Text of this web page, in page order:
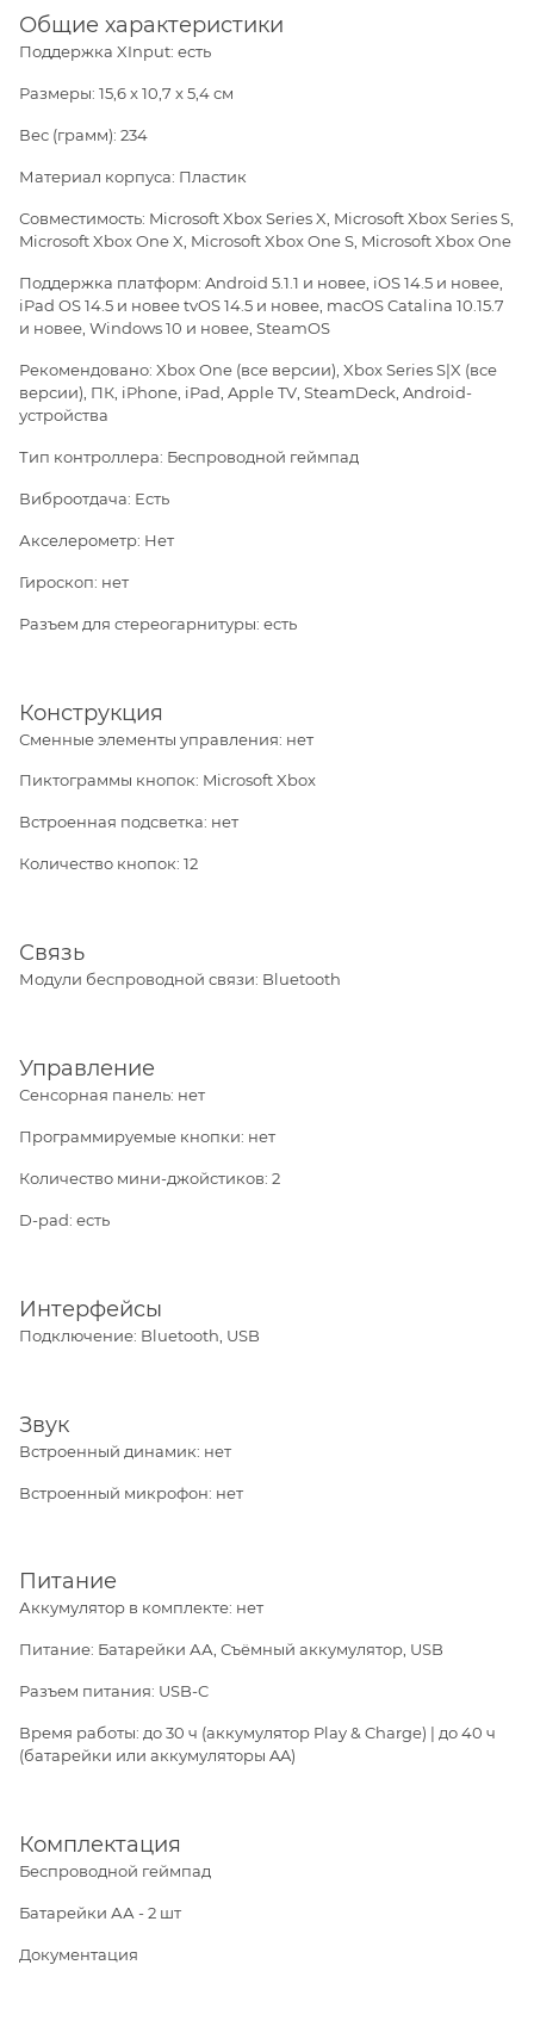
Общие характеристики
Поддержка XInput: есть
Размеры: 15,6 x 10,7 x 5,4 см
Вес (грамм): 234
Материал корпуса: Пластик
Совместимость: Microsoft Xbox Series X, Microsoft Xbox Series S,
Microsoft Xbox One X, Microsoft Xbox One S, Microsoft Xbox One
Поддержка платформ: Android 5.1.1 и новее, iOS 14.5 и новее,
iPad OS 14.5 и новее tvOS 14.5 и новее, macOS Catalina 10.15.7
и новее, Windows 10 и новее, SteamOS
Рекомендовано: Xbox One (все версии), Xbox Series S|X (все
версии), ПК, iPhone, iPad, Apple TV, SteamDeck, Android-
устройства
Тип контроллера: Беспроводной геймпад
Виброотдача: Есть
Акселерометр: Нет
Гироскоп: нет
Разъем для стереогарнитуры: есть
Конструкция
Сменные элементы управления: нет
Пиктограммы кнопок: Microsoft Xbox
Встроенная подсветка: нет
Количество кнопок: 12
Связь
Модули беспроводной связи: Bluetooth
Управление
Сенсорная панель: нет
Программируемые кнопки: нет
Количество мини-джойстиков: 2
D-pad: есть
Интерфейсы
Подключение: Bluetooth, USB
Звук
Встроенный динамик: нет
Встроенный микрофон: нет
Питание
Аккумулятор в комплекте: нет
Питание: Батарейки АА, Съёмный аккумулятор, USB
Разъем питания: USB-C
Время работы: до 30 ч (аккумулятор Play & Charge) | до 40 ч
(батарейки или аккумуляторы AA)
Комплектация
Беспроводной геймпад
Батарейки АА - 2 шт
Документация